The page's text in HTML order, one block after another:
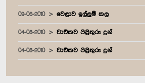
09-06-2010 වෙලාව ඉල්ලුම් කල
04-08-2010 වාචිකව පිළිතුරු දුන්
04-08-2010 වාචිකව පිළිතුරු දුන්